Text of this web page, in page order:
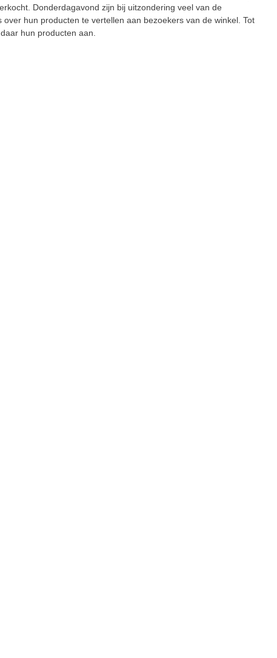
Donderdagavond zijn bij uitzondering veel van de
hun producten te vertellen aan bezoekers van de winkel. Tot
hun producten aan.